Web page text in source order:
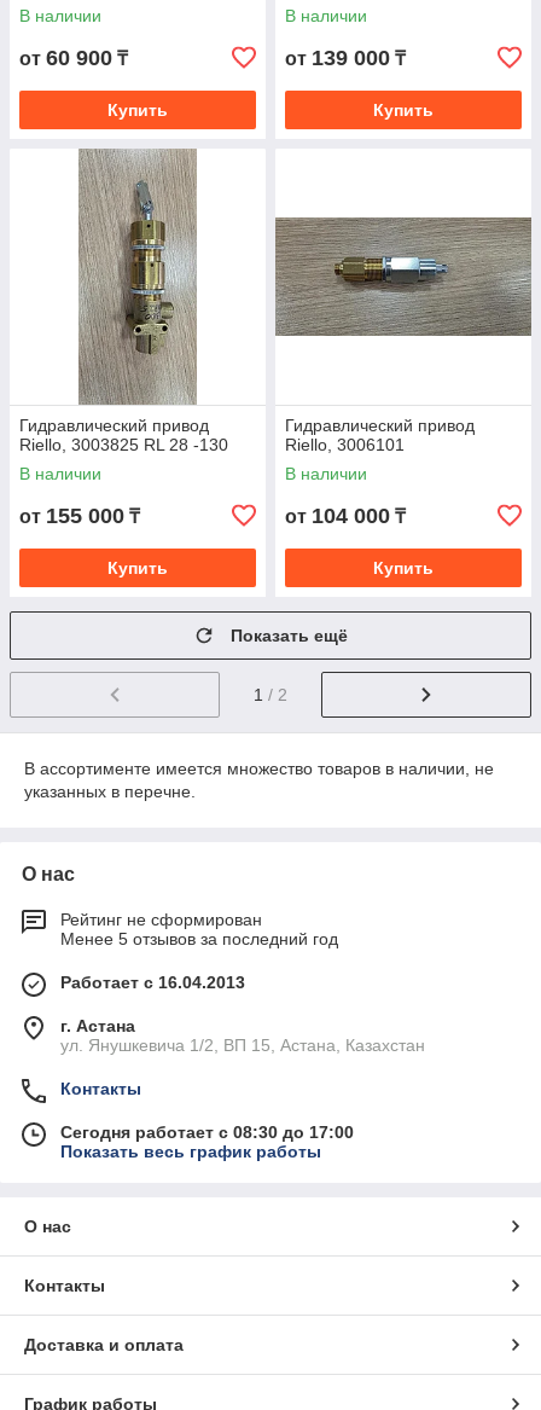
В наличии
от 60 900 ₸
Купить
В наличии
от 139 000 ₸
Купить
Гидравлический привод
Riello, 3003825 RL 28 -130
В наличии
от 155 000 ₸
Купить
Гидравлический привод
Riello, 3006101
В наличии
от 104 000 ₸
Купить
Показать ещё
1 / 2
В ассортименте имеется множество товаров в наличии, не
указанных в перечне.
О нас
Рейтинг не сформирован
Менее 5 отзывов за последний год
Работает с 16.04.2013
г. Астана
ул. Янушкевича 1/2, ВП 15, Астана, Казахстан
Контакты
Сегодня работает с 08:30 до 17:00
Показать весь график работы
О нас
Контакты
Доставка и оплата
График работы